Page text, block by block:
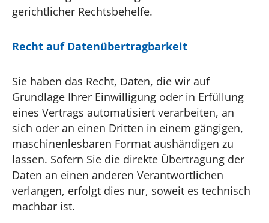
gerichtlicher Rechtsbehelfe.
Recht auf Daten­übertrag­barkeit
Sie haben das Recht, Daten, die wir auf
Grundlage Ihrer Einwilligung oder in Erfüllung
eines Vertrags automatisiert verarbeiten, an
sich oder an einen Dritten in einem gängigen,
maschinenlesbaren Format aushändigen zu
lassen. Sofern Sie die direkte Übertragung der
Daten an einen anderen Verantwortlichen
verlangen, erfolgt dies nur, soweit es technisch
machbar ist.